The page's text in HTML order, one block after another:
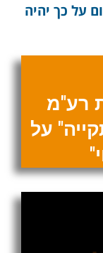
על כך יהיה
רע"מ
על